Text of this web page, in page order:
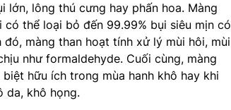
lông thú cưng hay phấn hoa. Màng
thể loại bỏ đến 99.99% bụi siêu mịn có
màng than hoạt tính xử lý mùi hôi, mùi
như formaldehyde. Cuối cùng, màng
hữu ích trong mùa hanh khô hay khi
da, khô họng.